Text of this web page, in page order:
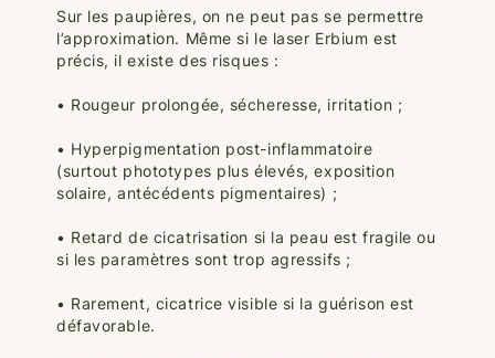
Sur les paupières, on ne peut pas se permettre
l’approximation. Même si le laser Erbium est
précis, il existe des risques :
• Rougeur prolongée, sécheresse, irritation ;
• Hyperpigmentation post-inflammatoire
(surtout phototypes plus élevés, exposition
solaire, antécédents pigmentaires) ;
• Retard de cicatrisation si la peau est fragile ou
si les paramètres sont trop agressifs ;
• Rarement, cicatrice visible si la guérison est
défavorable.